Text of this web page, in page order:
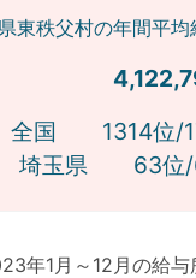
東秩父村の年間平
全国 1314位/
埼玉県 63位/
年1月～12月の給